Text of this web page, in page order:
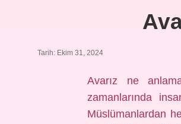
Tarih: Ekim 31, 2024
Avarız ne
zamanlarında
Müslümanlardan